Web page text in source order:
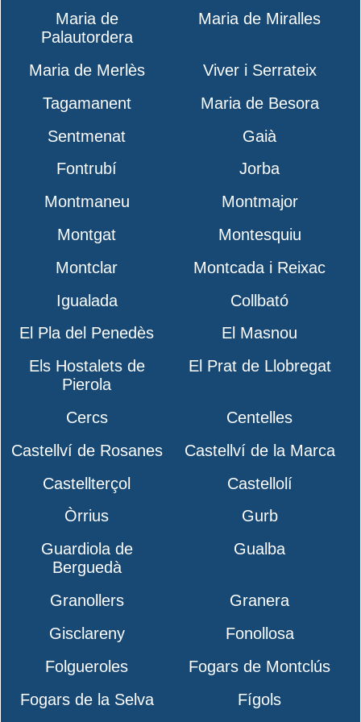
Maria de
Palautordera
Maria de Miralles
Maria de Merlès
Viver i Serrateix
Tagamanent
Maria de Besora
Sentmenat
Gaià
Fontrubí
Jorba
Montmaneu
Montmajor
Montgat
Montesquiu
Montclar
Montcada i Reixac
Igualada
Collbató
El Pla del Penedès
El Masnou
Els Hostalets de
Pierola
El Prat de Llobregat
Cercs
Centelles
Castellví de Rosanes
Castellví de la Marca
Castellterçol
Castellolí
Òrrius
Gurb
Guardiola de
Berguedà
Gualba
Granollers
Granera
Gisclareny
Fonollosa
Folgueroles
Fogars de Montclús
Fogars de la Selva
Fígols